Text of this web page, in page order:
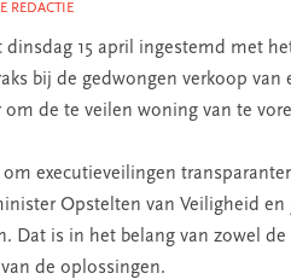
REDACTIE
dinsdag 15 april ingestemd met
bij de gedwongen verkoop
de te veilen woning van te
executieveilingen
Opstelten van Veiligheid en
Dat is in het belang van zowel
de oplossingen.